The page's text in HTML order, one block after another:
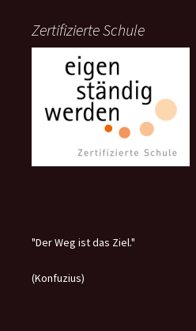
Zertifizierte Schule
"Der Weg ist das Ziel."
(Konfuzius)